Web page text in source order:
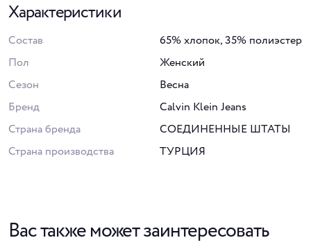
Характеристики
Состав
65% хлопок, 35% полиэстер
Пол
Женский
Сезон
Весна
Бренд
Calvin Klein Jeans
Страна бренда
СОЕДИНЕННЫЕ ШТАТЫ
Страна производства
ТУРЦИЯ
Вас также может заинтересовать